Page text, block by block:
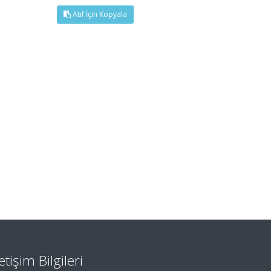
Atıf İçin Kopyala
Bilgileri